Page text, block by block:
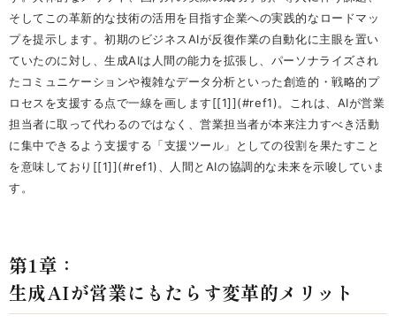
そしてこの革新的な技術の活用を目指す企業への実践的なロードマッ
プを提示します。初期のビジネスAIが反復作業の自動化に主眼を置い
ていたのに対し、生成AIは人間の能力を拡張し、パーソナライズされ
たコミュニケーションや複雑なデータ分析といった創造的・戦略的プ
ロセスを支援する点で一線を画します[[1]](#ref1)。これは、AIが営業
担当者に取って代わるのではなく、営業担当者が本来注力すべき活動
に集中できるよう支援する「支援ツール」としての役割を果たすこと
を意味しており[[1]](#ref1)、人間とAIの協調的な未来を示唆していま
す。
第1章：
生成AIが営業にもたらす変革的メリット